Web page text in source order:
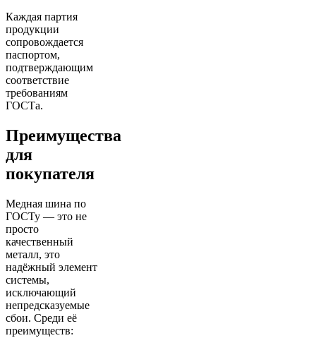
Каждая партия
продукции
сопровождается
паспортом,
подтверждающим
соответствие
требованиям
ГОСТа.
Преимущества
для
покупателя
Медная шина по
ГОСТу — это не
просто
качественный
металл, это
надёжный элемент
системы,
исключающий
непредсказуемые
сбои. Среди её
преимуществ: